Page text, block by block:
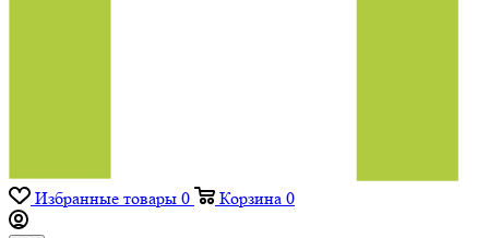
Избранные товары 0 Корзина 0